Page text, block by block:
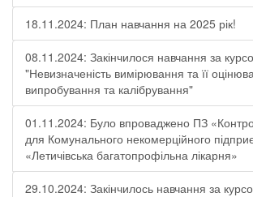
18.11.2024: План навчання на 2025 рік!
08.11.2024: Закінчилося навчання за
"Невизначеність вимірювання та її
випробування та калібрування"
01.11.2024: Було впроваджено ПЗ
для Комунального некомерційного
«Летичівська багатопрофільна лікарня»
29.10.2024: Закінчилось навчання за